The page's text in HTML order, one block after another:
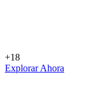
+18
Explorar Ahora